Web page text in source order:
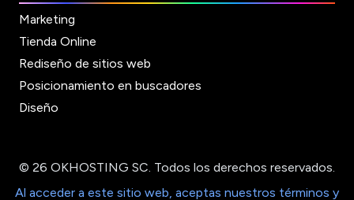
Marketing
Tienda Online
Rediseño de sitios web
Posicionamiento en buscadores
Diseño
© 26 OKHOSTING SC. Todos los derechos reservados.
Al acceder a este sitio web, aceptas nuestros términos y